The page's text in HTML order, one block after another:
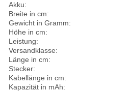
Akku:
Breite in cm:
Gewicht in Gramm:
Höhe in cm:
Leistung:
Versandklasse:
Länge in cm:
Stecker:
Kabellänge in cm:
Kapazität in mAh: